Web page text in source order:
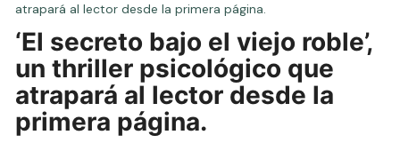
atrapará al lector desde la primera página.
‘El secreto bajo el viejo roble’,
un thriller psicológico que
atrapará al lector desde la
primera página.